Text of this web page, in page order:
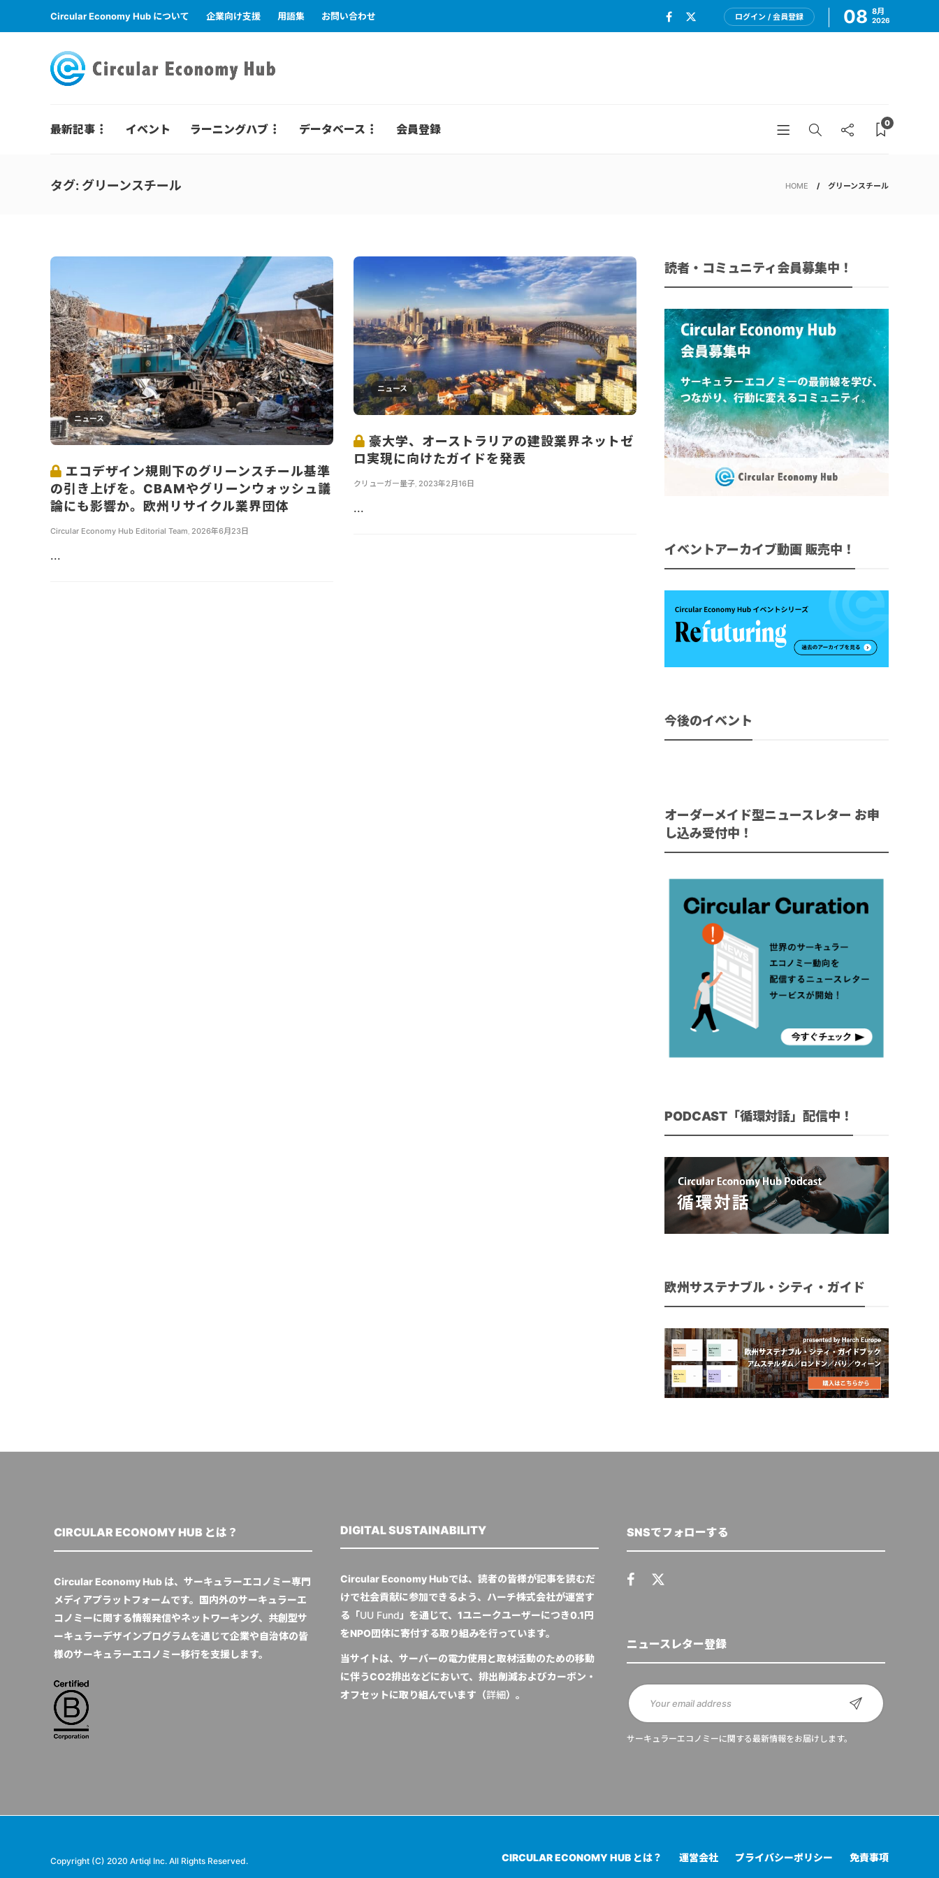
Circular Economy Hub について 企業向け支援 用語集 お問い合わせ ログイン / 会員登録 08 8月
2026
最新記事 イベント ラーニングハブ データベース 会員登録 0
タグ: グリーンスチール HOME グリーンスチール
ニュース
エコデザイン規則下のグリーンスチール基準
の引き上げを。CBAMやグリーンウォッシュ議
論にも影響か。欧州リサイクル業界団体
Circular Economy Hub Editorial Team 2026年6月23日
...
ニュース
豪大学、オーストラリアの建設業界ネットゼ
ロ実現に向けたガイドを発表
クリューガー量子, 2023年2月16日
...
読者・コミュニティ会員募集中！
イベントアーカイブ動画 販売中！
今後のイベント
オーダーメイド型ニュースレター お申
し込み受付中！
PODCAST「循環対話」配信中！
欧州サステナブル・シティ・ガイド
CIRCULAR ECONOMY HUB とは？
Circular Economy Hub は、サーキュラーエコノミー専門
メディアプラットフォームです。国内外のサーキュラーエ
コノミーに関する情報発信やネットワーキング、共創型サ
ーキュラーデザインプログラムを通じて企業や自治体の皆
様のサーキュラーエコノミー移行を支援します。
DIGITAL SUSTAINABILITY
Circular Economy Hubでは、読者の皆様が記事を読むだ
けで社会貢献に参加できるよう、ハーチ株式会社が運営す
る「UU Fund」を通じて、1ユニークユーザーにつき0.1円
をNPO団体に寄付する取り組みを行っています。
当サイトは、サーバーの電力使用と取材活動のための移動
に伴うCO2排出などにおいて、排出削減およびカーボン・
オフセットに取り組んでいます（詳細）。
SNSでフォローする
ニュースレター登録
サーキュラーエコノミーに関する最新情報をお届けします。
Copyright (C) 2020 Artiql Inc. All Rights Reserved. CIRCULAR ECONOMY HUB とは？ 運営会社 プライバシーポリシー 免責事項